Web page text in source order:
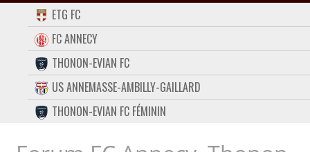
ACCUEIL
FORUM
CONTACT
FACEBOOK
TWITTER
INSTAGRAM
ETG FC
FC ANNECY
THONON-EVIAN FC
US ANNEMASSE-AMBILLY-GAILLARD
THONON-EVIAN FC FÉMININ